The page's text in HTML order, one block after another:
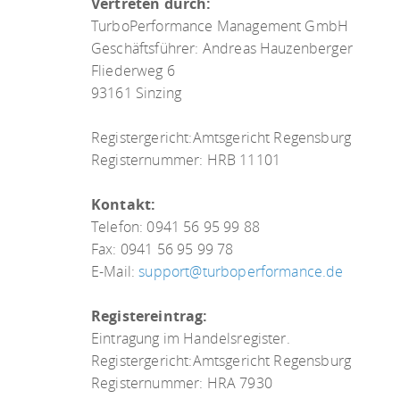
TurboPerformance Management GmbH
Geschäftsführer: Andreas Hauzenberger
Fliederweg 6
93161 Sinzing
Registergericht:Amtsgericht Regensburg
Registernummer: HRB 11101
Kontakt:
Telefon: 0941 56 95 99 88
Fax: 0941 56 95 99 78
E-Mail:support@turboperformance.de
Registereintrag:
Eintragung im Handelsregister.
Registergericht:Amtsgericht Regensburg
Registernummer: HRA 7930